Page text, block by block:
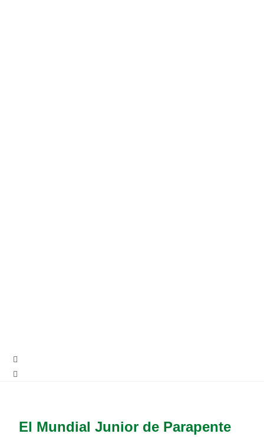
El Mundial Junior de Parapente